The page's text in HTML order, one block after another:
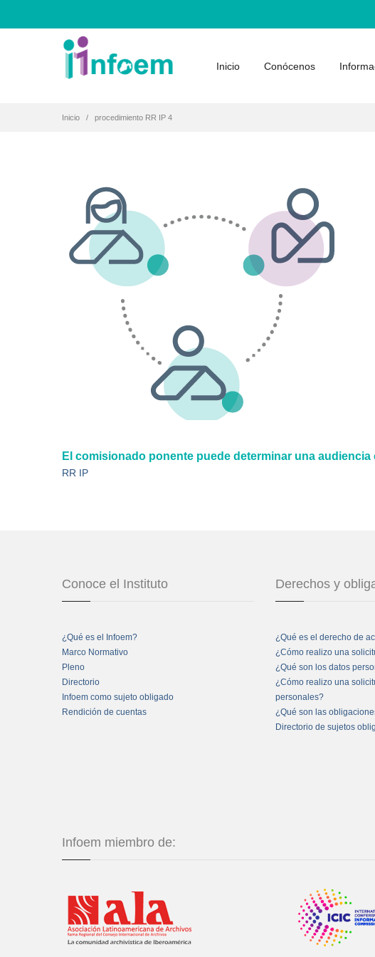
Inicio procedimiento RR IP 4
Inicio Conócenos
El comisionado ponente puede determinar una
RR IP
Conoce el Instituto
¿Qué es el Infoem?
Marco Normativo
Pleno
Directorio
Infoem como sujeto obligado
Rendición de cuentas
Derechos y
¿Qué es el derecho de
¿Cómo realizo una
¿Qué son los datos
¿Cómo realizo una
personales?
¿Qué son las
Directorio de sujetos
Infoem miembro de: